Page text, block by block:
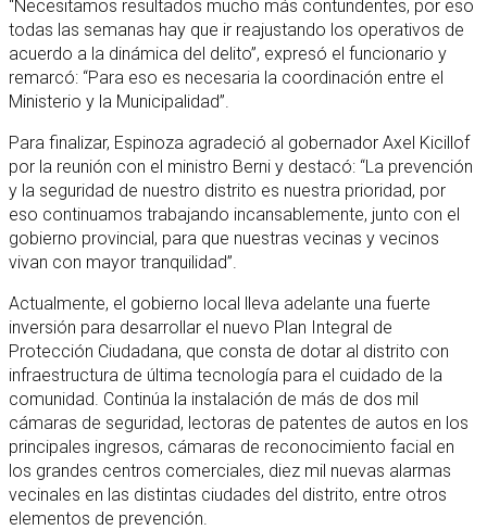
“Necesitamos resultados mucho más contundentes, por eso
todas las semanas hay que ir reajustando los operativos de
acuerdo a la dinámica del delito”, expresó el funcionario y
remarcó: “Para eso es necesaria la coordinación entre el
Ministerio y la Municipalidad”.
Para finalizar, Espinoza agradeció al gobernador Axel Kicillof
por la reunión con el ministro Berni y destacó: “La prevención
y la seguridad de nuestro distrito es nuestra prioridad, por
eso continuamos trabajando incansablemente, junto con el
gobierno provincial, para que nuestras vecinas y vecinos
vivan con mayor tranquilidad”.
Actualmente, el gobierno local lleva adelante una fuerte
inversión para desarrollar el nuevo Plan Integral de
Protección Ciudadana, que consta de dotar al distrito con
infraestructura de última tecnología para el cuidado de la
comunidad. Continúa la instalación de más de dos mil
cámaras de seguridad, lectoras de patentes de autos en los
principales ingresos, cámaras de reconocimiento facial en
los grandes centros comerciales, diez mil nuevas alarmas
vecinales en las distintas ciudades del distrito, entre otros
elementos de prevención.